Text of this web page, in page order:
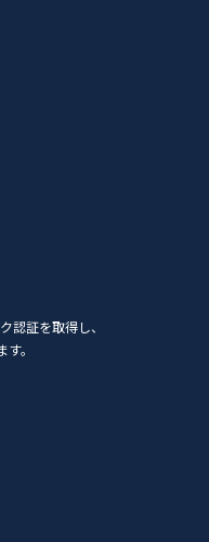
認証を取得し、
。